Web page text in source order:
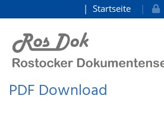
zum Inhalt
Startseite
PDF Download